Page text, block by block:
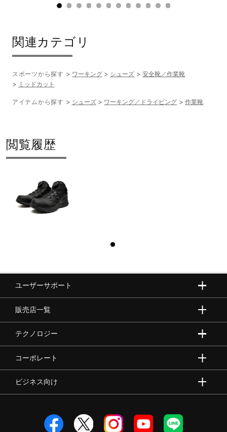
関連カテゴリ
スポーツから探す ワーキング シューズ
安全靴／作業靴
ミッドカット
アイテムから探す シューズ ワーキング／ドライビング 作業靴
閲覧履歴
ユーザーサポート
販売店一覧
テクノロジー
コーポレート
ビジネス向け